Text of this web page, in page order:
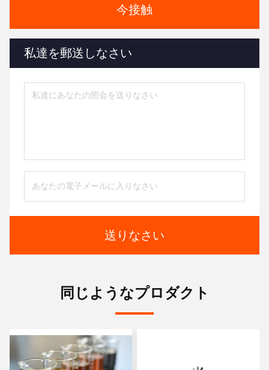
今接触
私達を郵送しなさい
送りなさい
同じようなプロダクト